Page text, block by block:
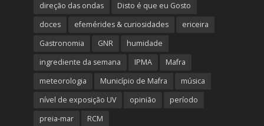
direção das ondas
Disto é que eu Gosto
doces
efemérides & curiosidades
ericeira
Gastronomia
GNR
humidade
ingrediente da semana
IPMA
Mafra
meteorologia
Município de Mafra
música
nível de exposição UV
opinião
período
preia-mar
RCM